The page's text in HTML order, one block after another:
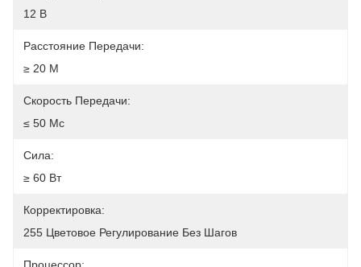
12 В
Расстояние Передачи:
≥ 20 М
Скорость Передачи:
≤ 50 Мс
Сила:
≥ 60 Вт
Корректировка:
255 Цветовое Регулирование Без Шагов